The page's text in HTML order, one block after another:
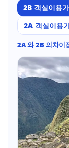
2B 객실이용
2A 객실이용
2A 와 2B 의차이